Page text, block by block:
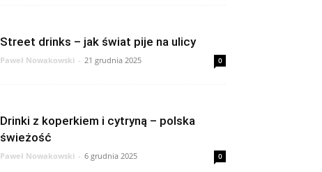
Street drinks – jak świat pije na ulicy
Paweł Nowakowski - 21 grudnia 2025 0
Drinki z koperkiem i cytryną – polska
świeżość
Paweł Nowakowski - 6 grudnia 2025 0